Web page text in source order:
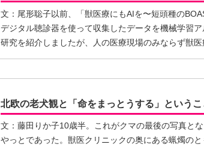
文：尾形聡子以前、「獣医療にもAIを〜短頭種の
デジタル聴診器を使って収集したデータを機械学習
研究を紹介しましたが、人の医療現場のみならず獣
【続きを読む】
北欧の老犬観と「命をまっとうする」というこ
文：藤田りか子10歳半。これがクマの最後の写真と
やっとであった。獣医クリニックの奥にある蝋燭の